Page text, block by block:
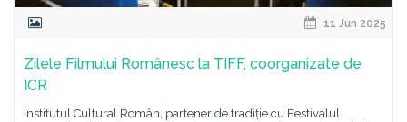
11 Jun 2025
Zilele Filmului Românesc la TIFF, coorganizate de
ICR
Institutul Cultural Român, partener de tradiție cu Festivalul